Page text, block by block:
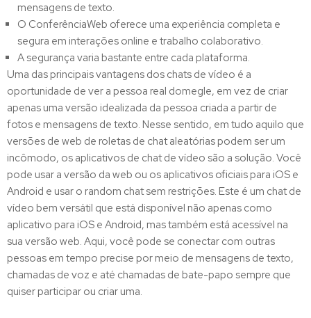
mensagens de texto.
O ConferênciaWeb oferece uma experiência completa e
segura em interações online e trabalho colaborativo.
A segurança varia bastante entre cada plataforma.
Uma das principais vantagens dos chats de vídeo é a
oportunidade de ver a pessoa real domegle, em vez de criar
apenas uma versão idealizada da pessoa criada a partir de
fotos e mensagens de texto. Nesse sentido, em tudo aquilo que
versões de web de roletas de chat aleatórias podem ser um
incômodo, os aplicativos de chat de vídeo são a solução. Você
pode usar a versão da web ou os aplicativos oficiais para iOS e
Android e usar o random chat sem restrições. Este é um chat de
vídeo bem versátil que está disponível não apenas como
aplicativo para iOS e Android, mas também está acessível na
sua versão web. Aqui, você pode se conectar com outras
pessoas em tempo precise por meio de mensagens de texto,
chamadas de voz e até chamadas de bate-papo sempre que
quiser participar ou criar uma.